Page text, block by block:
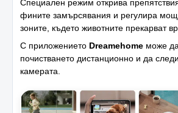
Специален режим открива
фините замърсявания и регулира
зоните, където животните прекарват
С приложението Dreamehome може
почистването дистанционно и да
камерата.